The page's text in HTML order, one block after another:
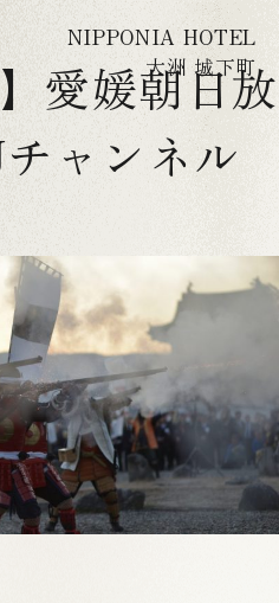
NIPPONIA HOTEL
大洲 城下町
愛媛朝日放
ャンネル